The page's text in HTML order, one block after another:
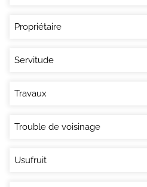
Propriétaire
Servitude
Travaux
Trouble de voisinage
Usufruit